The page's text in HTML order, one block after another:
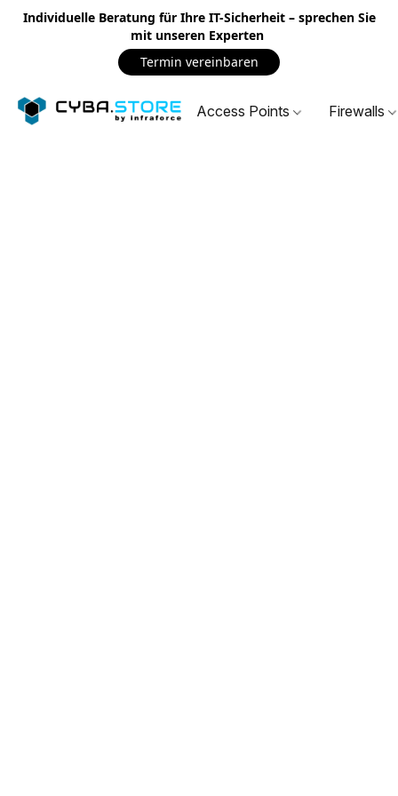
Individuelle Beratung für Ihre IT-Sicherheit – sprechen Sie
mit unseren Experten
Termin vereinbaren
Access Points Firewalls